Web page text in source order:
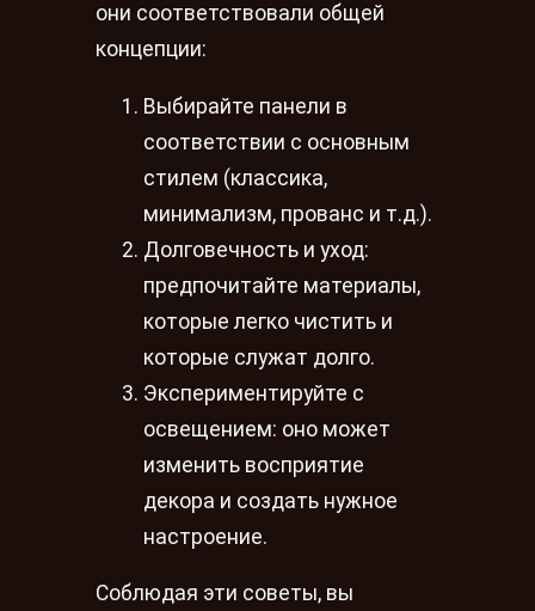
они соответствовали общей
концепции:
Выбирайте панели в
соответствии с основным
стилем (классика,
минимализм, прованс и т.д.).
Долговечность и уход:
предпочитайте материалы,
которые легко чистить и
которые служат долго.
Экспериментируйте с
освещением: оно может
изменить восприятие
декора и создать нужное
настроение.
Соблюдая эти советы, вы